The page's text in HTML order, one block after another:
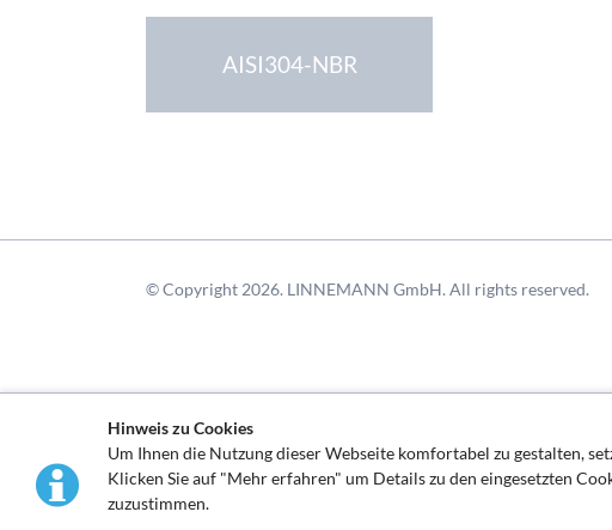
Hinweis zu Cookies
Um Ihnen die Nutzung dieser Webseite komfortabel zu gestalten,
Klicken Sie auf "Mehr erfahren" um Details zu den eingesetzten
zuzustimmen.
AISI304-NBR
© Copyright 2026. LINNEMANN GmbH. All rights reserved.